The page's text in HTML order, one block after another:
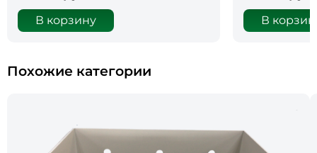
В корзину В
Похожие категории